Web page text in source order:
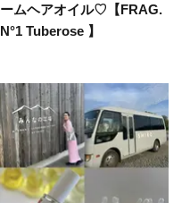
ームヘアオイル♡【FRAG.
N°1 Tuberose 】